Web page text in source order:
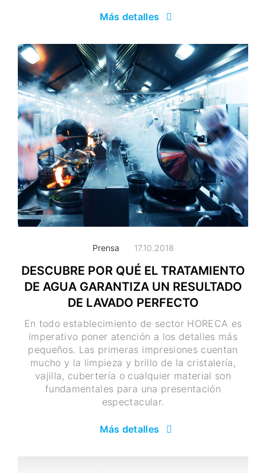
Más detalles
Prensa 17.10.2018
DESCUBRE POR QUÉ EL TRATAMIENTO
DE AGUA GARANTIZA UN RESULTADO
DE LAVADO PERFECTO
En todo establecimiento de sector HORECA es
imperativo poner atención a los detalles más
pequeños. Las primeras impresiones cuentan
mucho y la limpieza y brillo de la cristalería,
vajilla, cubertería o cualquier material son
fundamentales para una presentación
espectacular.
Más detalles